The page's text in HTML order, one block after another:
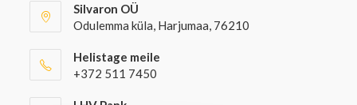
Silvaron OÜ
Odulemma küla, Harjumaa, 76210
Helistage meile
+372 511 7450